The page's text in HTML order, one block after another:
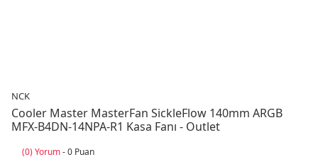
NCK
Cooler Master MasterFan SickleFlow 140mm ARGB
MFX-B4DN-14NPA-R1 Kasa Fanı - Outlet
(0) Yorum- 0 Puan